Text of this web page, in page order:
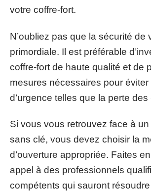
votre coffre-fort.
N’oubliez pas que la sécurité de
primordiale. Il est préférable
coffre-fort de haute qualité et de
mesures nécessaires pour
d’urgence telles que la perte des
Si vous vous retrouvez face à un
sans clé, vous devez choisir la
d’ouverture appropriée. Faites
appel à des professionnels
compétents qui sauront